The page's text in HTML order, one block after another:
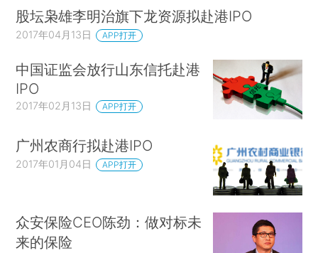
股坛枭雄李明治旗下龙资源拟赴港IPO
2017年04月13日 APP打开
中国证监会放行山东信托赴港
IPO
2017年02月13日 APP打开
广州农商行拟赴港IPO
2017年01月04日 APP打开
众安保险CEO陈劲：做对标未
来的保险